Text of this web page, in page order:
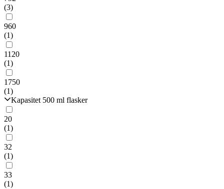
(3)
960
(1)
1120
(1)
1750
(1)
Kapasitet 500 ml flasker
20
(1)
32
(1)
33
(1)